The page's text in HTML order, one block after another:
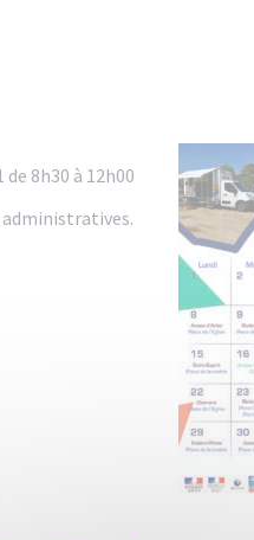
8h30 à 12h00
administratives.